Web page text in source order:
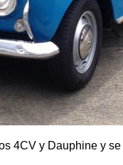
4CV y Dauphine y